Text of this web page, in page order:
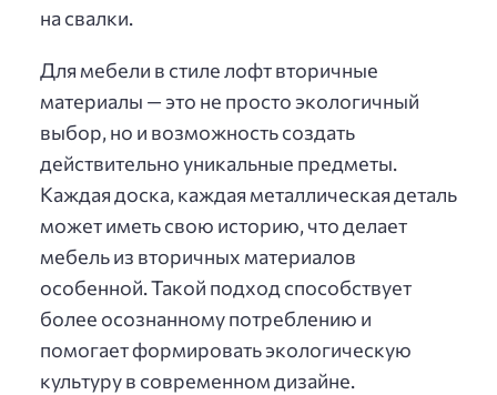
на свалки.
Для мебели в стиле лофт вторичные
материалы — это не просто экологичный
выбор, но и возможность создать
действительно уникальные предметы.
Каждая доска, каждая металлическая деталь
может иметь свою историю, что делает
мебель из вторичных материалов
особенной. Такой подход способствует
более осознанному потреблению и
помогает формировать экологическую
культуру в современном дизайне.